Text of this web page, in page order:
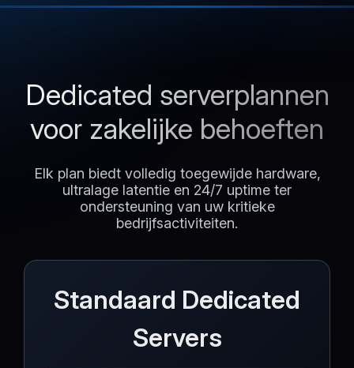
Dedicated serverplannen
voor zakelijke behoeften
Elk plan biedt volledig toegewijde hardware,
ultralage latentie en 24/7 uptime ter
ondersteuning van uw kritieke
bedrijfsactiviteiten.
Standaard Dedicated
Servers